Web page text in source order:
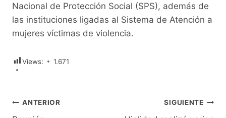
Nacional de Protección Social (SPS), además de
las instituciones ligadas al Sistema de Atención a
mujeres víctimas de violencia.
Views: 1.671
Navegación
ANTERIOR SIGUIENTE